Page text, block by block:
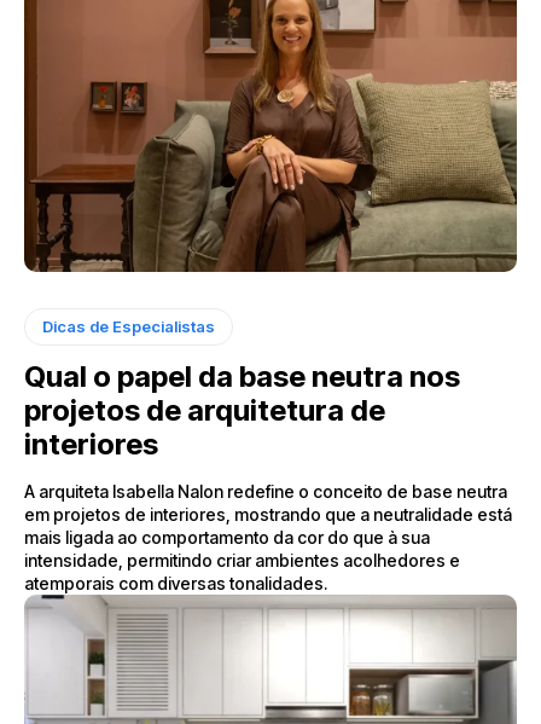
Dicas de Especialistas
Qual o papel da base neutra nos
projetos de arquitetura de
interiores
A arquiteta Isabella Nalon redefine o conceito de base neutra
em projetos de interiores, mostrando que a neutralidade está
mais ligada ao comportamento da cor do que à sua
intensidade, permitindo criar ambientes acolhedores e
atemporais com diversas tonalidades.